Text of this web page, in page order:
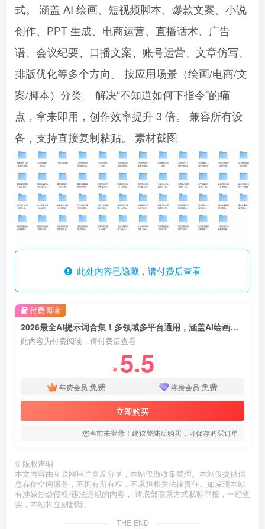
式。 涵盖 AI 绘画、短视频脚本、爆款文案、小说
创作、PPT 生成、电商运营、直播话术、广告
语、会议纪要、口播文案、账号运营、文章仿写、
排版优化等多个方向。 按应用场景（绘画/电商/文
案/脚本）分类。 解决“不知道如何下指令”的痛
点，拿来即用，创作效率提升 3 倍。 兼容所有设
备，支持直接复制粘贴。 素材截图
此处内容已隐藏，请付费后查看
2026最全AI提示词合集！多领域多平台通用，涵盖AI绘画、电商主图、爆款文案，脚本创作等
此内容为付费阅读，请付费后查看
￥ 5.5
年费会员 免费 终身会员 免费
立即购买
您当前未登录！建议登陆后购买，可保存购买订单
付费阅读
© 版权声明
本文内容由互联网用户自发分享，本站仅做收集整理。本站仅提供信
息存储空间服务，不拥有所有权，不承担相关法律责任。如发现本站
有涉嫌抄袭侵权/违法违规的内容， 请底部联系方式私聊举报，一经查
实，本站将立刻删除。
THE END